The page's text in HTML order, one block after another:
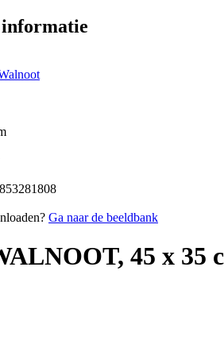
Ga naar de beeldbank
45 x 35